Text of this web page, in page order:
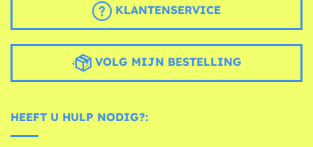
KLANTENSERVICE
VOLG MIJN BESTELLING
HEEFT U HULP NODIG?: